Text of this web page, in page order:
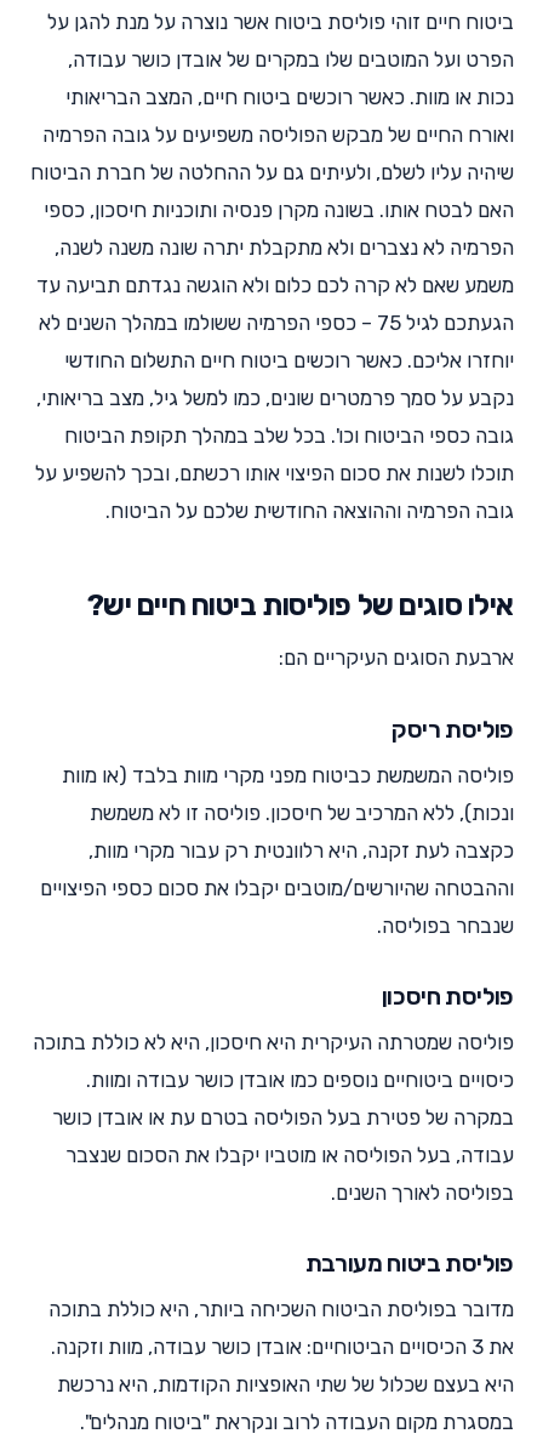
ביטוח חיים זוהי פוליסת ביטוח אשר נוצרה על מנת להגן על
הפרט ועל המוטבים שלו במקרים של אובדן כושר עבודה,
נכות או מוות. כאשר רוכשים ביטוח חיים, המצב הבריאותי
ואורח החיים של מבקש הפוליסה משפיעים על גובה הפרמיה
שיהיה עליו לשלם, ולעיתים גם על ההחלטה של חברת הביטוח
האם לבטח אותו. בשונה מקרן פנסיה ותוכניות חיסכון, כספי
הפרמיה לא נצברים ולא מתקבלת יתרה שונה משנה לשנה,
משמע שאם לא קרה לכם כלום ולא הוגשה נגדתם תביעה עד
הגעתכם לגיל 75 – כספי הפרמיה ששולמו במהלך השנים לא
יוחזרו אליכם. כאשר רוכשים ביטוח חיים התשלום החודשי
נקבע על סמך פרמטרים שונים, כמו למשל גיל, מצב בריאותי,
גובה כספי הביטוח וכו'. בכל שלב במהלך תקופת הביטוח
תוכלו לשנות את סכום הפיצוי אותו רכשתם, ובכך להשפיע על
גובה הפרמיה וההוצאה החודשית שלכם על הביטוח.
אילו סוגים של פוליסות ביטוח חיים יש?
ארבעת הסוגים העיקריים הם:
פוליסת ריסק
פוליסה המשמשת כביטוח מפני מקרי מוות בלבד (או מוות
ונכות), ללא המרכיב של חיסכון. פוליסה זו לא משמשת
כקצבה לעת זקנה, היא רלוונטית רק עבור מקרי מוות,
וההבטחה שהיורשים/מוטבים יקבלו את סכום כספי הפיצויים
שנבחר בפוליסה.
פוליסת חיסכון
פוליסה שמטרתה העיקרית היא חיסכון, היא לא כוללת בתוכה
כיסויים ביטוחיים נוספים כמו אובדן כושר עבודה ומוות.
במקרה של פטירת בעל הפוליסה בטרם עת או אובדן כושר
עבודה, בעל הפוליסה או מוטביו יקבלו את הסכום שנצבר
בפוליסה לאורך השנים.
פוליסת ביטוח מעורבת
מדובר בפוליסת הביטוח השכיחה ביותר, היא כוללת בתוכה
את 3 הכיסויים הביטוחיים: אובדן כושר עבודה, מוות וזקנה.
היא בעצם שכלול של שתי האופציות הקודמות, היא נרכשת
במסגרת מקום העבודה לרוב ונקראת "ביטוח מנהלים".